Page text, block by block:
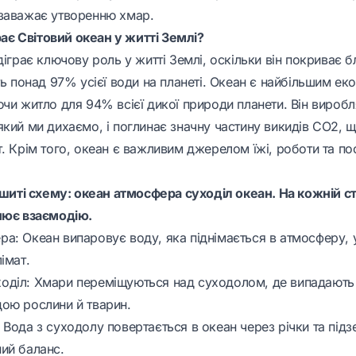
утворенню хмар.
Світовий океан у житті Землі?
ключову роль у житті Землі, оскільки він покриває
понад 97% усієї води на планеті. Океан є найбільшим
житло для 94% всієї дикої природи планети. Він
ми дихаємо, і поглинає значну частину викидів CO2,
Крім того, океан є важливим джерелом їжі, роботи та
схему: океан атмосфера суходіл океан. На кожній
взаємодію.
Океан випаровує воду, яка піднімається в
Хмари переміщуються над суходолом, де
рослини й тварин.
з суходолу повертається в океан через річки та
баланс.